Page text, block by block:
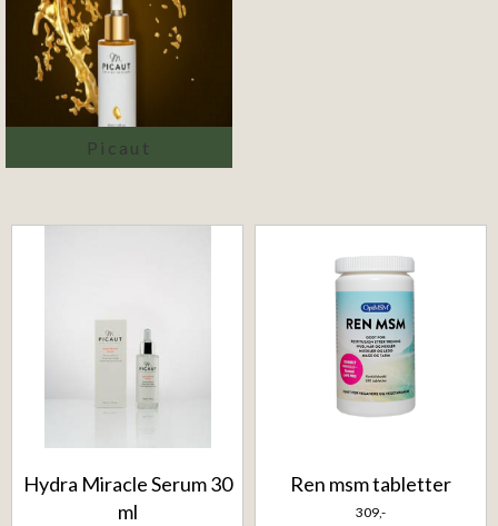
Picaut
Hydra Miracle Serum 30
ml
Ren msm tabletter
309,-